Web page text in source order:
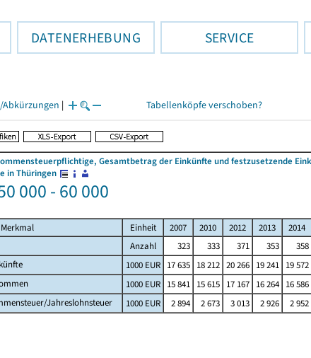
DATENERHEBUNG SERVICE
| Tabellenköpfe verschoben?
Gesamtbetrag der Einkünfte und festzusetzende
in Thüringen
000 - 60 000
Merkmal Einheit 2007 2010 2012 2013 2014
Anzahl 323 333 371 353 358
1000 EUR 17 635 18 212 20 266 19 241 19 572
1000 EUR 15 841 15 615 17 167 16 264 16 586
Jahreslohnsteuer
1000 EUR 2 894 2 673 3 013 2 926 2 952